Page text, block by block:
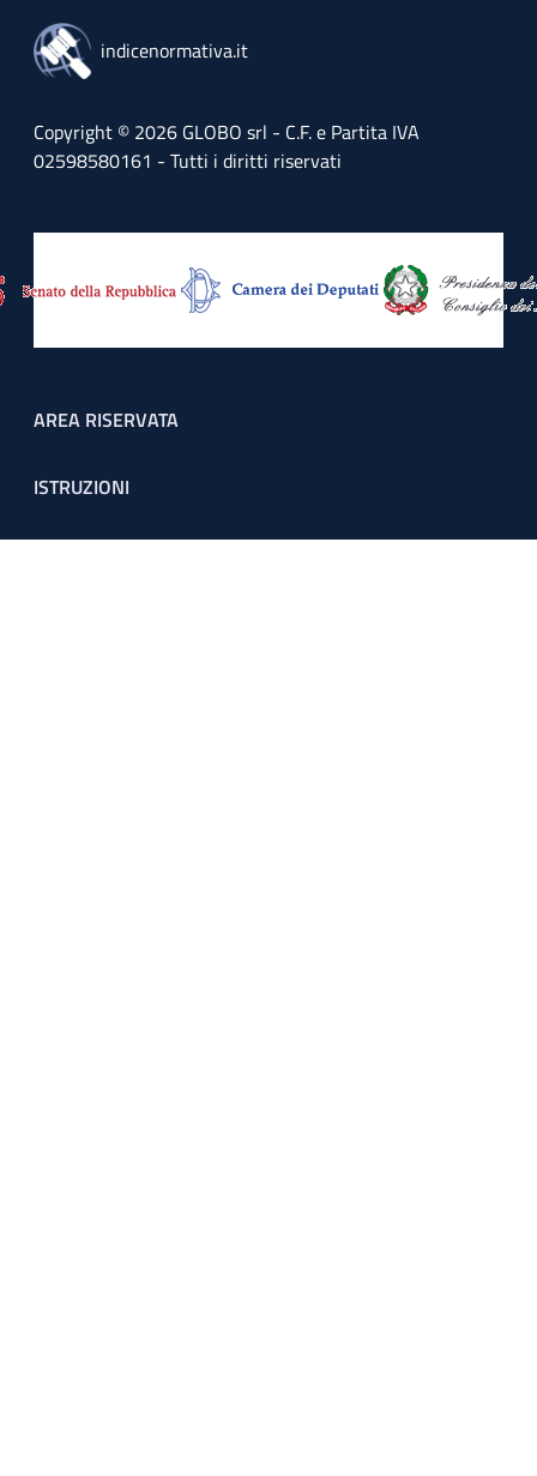
indicenormativa.it
Copyright © 2026 GLOBO srl - C.F. e Partita IVA
02598580161 - Tutti i diritti riservati
Footer menu
AREA RISERVATA
ISTRUZIONI